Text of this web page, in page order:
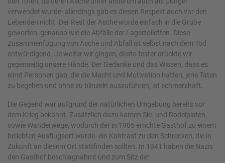
verwendet wurde- allerdings gab es diesen Respekt auch vor den
Lebenden nicht. Der Rest der Asche wurde einfach in die Grube
geworfen, genauso wie die Abfälle der Lagertoiletten. Diese
Zusammenfügung von Asche und Abfall ist selbst nach dem Tod
entwürdigend. Je weiter wir gingen, desto fester drückte wir
gegenseitig unsere Hände. Der Gedanke und das Wissen, dass es
einst Personen gab, die die Macht und Motivation hatten, jene Taten
zu begehen und ohne zu blinzeln auszuführen, ist schmerzhaft.
Die Gegend war aufgrund der natürlichen Umgebung bereits vor
dem Krieg bekannt. Zusätzlich dazu kamen Ski- und Rodelpisten,
sowie Wanderwege, wodurch der in 1905 errichte Gasthof zu einem
beliebten Ausflugsort wurde- ein Kontrast zu den Schrecken, die in
Zukunft an diesem Ort stattfinden sollten. In 1941 haben die Nazis
den Gasthof beschlagnahmt und zum Sitz der